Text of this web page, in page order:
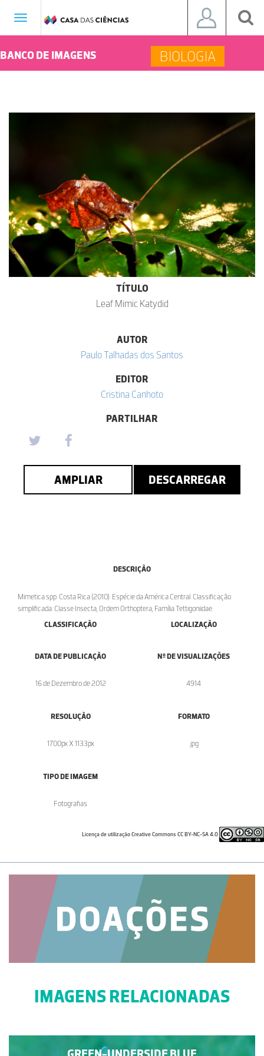
Toggle
BANCO DE IMAGENS BIOLOGIA
TÍTULO
Leaf Mimic Katydid
AUTOR
Paulo Talhadas dos Santos
EDITOR
Cristina Canhoto
PARTILHAR
AMPLIAR DESCARREGAR
DESCRIÇÃO
Mimetica spp. Costa Rica (2010). Espécie da América Central. Classificação
simplificada: Classe Insecta, Ordem Orthoptera, Família Tettigoniidae.
CLASSIFICAÇÃO
LOCALIZAÇÃO
DATA DE PUBLICAÇÃO
16 de Dezembro de 2012
Nº DE VISUALIZAÇÕES
4914
RESOLUÇÃO
1700px X 1133px
FORMATO
.jpg
TIPO DE IMAGEM
Fotografias
Licença de utilização Creative Commons CC BY-NC-SA 4.0
IMAGENS RELACIONADAS